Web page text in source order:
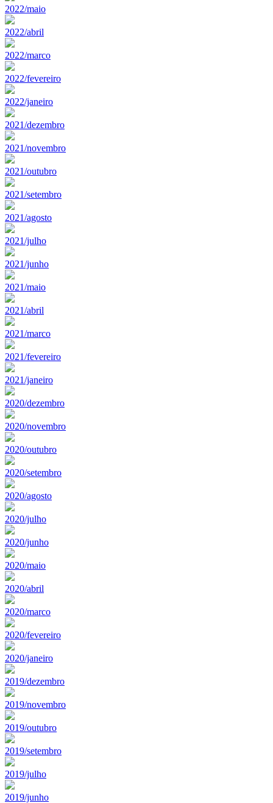
2022/maio
2022/abril
2022/marco
2022/fevereiro
2022/janeiro
2021/dezembro
2021/novembro
2021/outubro
2021/setembro
2021/agosto
2021/julho
2021/junho
2021/maio
2021/abril
2021/marco
2021/fevereiro
2021/janeiro
2020/dezembro
2020/novembro
2020/outubro
2020/setembro
2020/agosto
2020/julho
2020/junho
2020/maio
2020/abril
2020/marco
2020/fevereiro
2020/janeiro
2019/dezembro
2019/novembro
2019/outubro
2019/setembro
2019/julho
2019/junho